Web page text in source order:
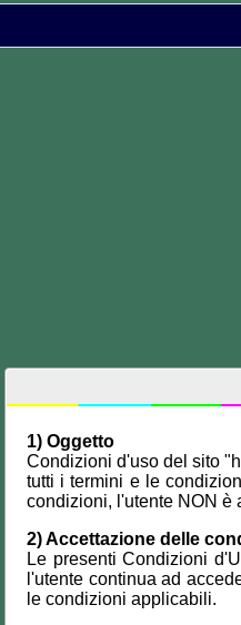
1) Oggetto
Condizioni d'uso del sito
tutti i termini e le
condizioni, l'utente NON è
2) Accettazione delle
Le presenti Condizioni
l'utente continua ad
le condizioni applicabili.